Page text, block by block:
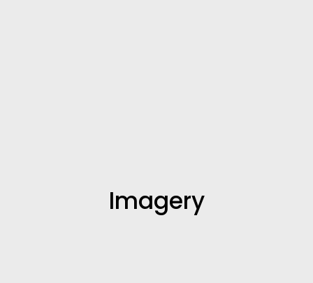
Imagery